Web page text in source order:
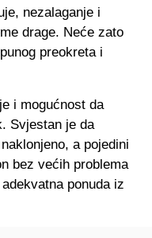
nezalaganje i
drage. Neće zato
preokreta i
i mogućnost da
Svjestan je da
a pojedini
bez većih problema
ponuda iz